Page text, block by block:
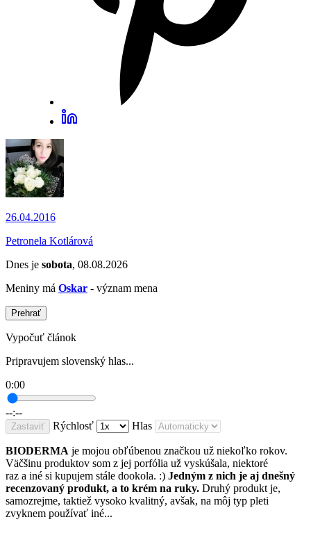
26.04.2016
Petronela Kotlárová
Dnes je sobota, 08.08.2026
Meniny má Oskar - význam mena
Prehrať
Vypočuť článok
Pripravujem slovenský hlas...
0:00
--:--
Zastaviť Rýchlosť Hlas
BIODERMA je mojou obľúbenou značkou už niekoľko rokov.
Väčšinu produktov som z jej porfólia už vyskúšala, niektoré
raz a iné si kupujem stále dookola. :) Jedným z nich je aj dnešný
recenzovaný produkt, a to krém na ruky. Druhý produkt je,
samozrejme, taktiež vysoko kvalitný, avšak, na môj typ pleti
zvyknem používať iné...